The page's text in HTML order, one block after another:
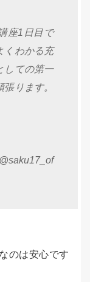
座1日目で
くわかる充
しての第一
ります。
のは安心です